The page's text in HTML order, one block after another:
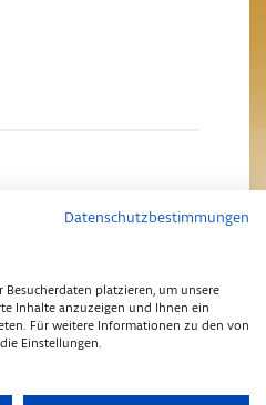
Datenschutzbestimmungen
platzieren, um unsere
Inhalte anzuzeigen und Ihnen ein
Für weitere Informationen zu den von
Einstellungen.